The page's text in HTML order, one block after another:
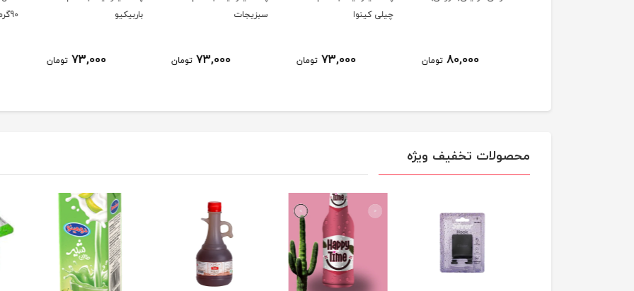
80,000 تومان
چیلی کینوا
73,000 تومان
سبزیجات
73,000 تومان
باربیکیو
73,000 تومان
90گرمی
محصولات تخفیف ویژه